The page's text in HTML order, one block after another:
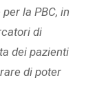
la PBC, in
di
dei pazienti
di poter